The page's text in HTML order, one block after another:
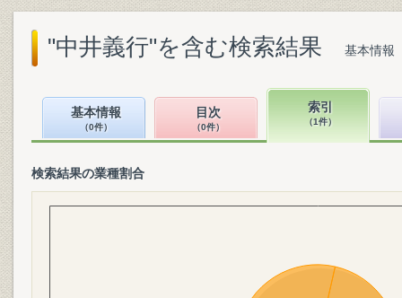
"中井義行"を含む検索結果 基本情報
基本情報
（0件）
目次
（0件）
索引
（1件）
検索結果の業種割合